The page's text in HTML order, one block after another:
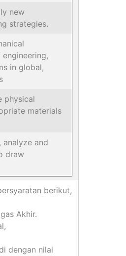
new
strategies.
in global,
physical
materials
and
draw
berikut,
Akhir.
dengan nilai